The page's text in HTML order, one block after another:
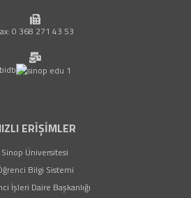
0 368 271 43 53
bidb
ERİŞİMLER
Sinop Üniversitesi
Bilgi Sistemi(yeni sekmede açılır)
İşleri Daire Başkanlığı(yeni sekmede açılır)